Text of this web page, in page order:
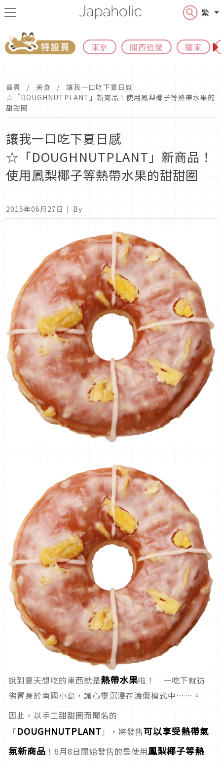
繁
東京 關西近畿 關東
首頁 美食
讓我一口吃下夏日感
☆「DOUGHNUTPLANT」新商品！使用鳳梨椰子等熱帶水果的
甜甜圈
讓我一口吃下夏日感
☆「DOUGHNUTPLANT」新商品！
使用鳳梨椰子等熱帶水果的甜甜圈
2015年06月27日 ｜ By
說到夏天想吃的東西就是熱帶水果啦！ 一吃下就彷
彿置身於南國小島，讓心靈沉浸在渡假模式中……。
因此，以手工甜甜圈而聞名的
「DOUGHNUTPLANT 」，將發售可以享受熱帶氣
氛新商品 ！6月8日開始發售的是使用鳳梨椰子等熱